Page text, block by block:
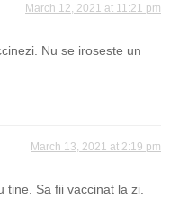
March 12, 2021 at 11:21 pm
Nu se iroseste un
March 13, 2021 at 2:19 pm
tine. Sa fii vaccinat la zi.